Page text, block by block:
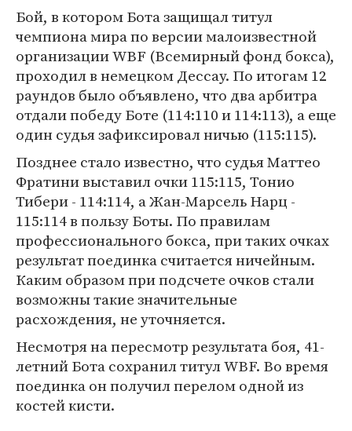
Бой, в котором Бота защищал титул
чемпиона мира по версии малоизвестной
организации WBF (Всемирный фонд бокса),
проходил в немецком Дессау. По итогам 12
раундов было объявлено, что два арбитра
отдали победу Боте (114:110 и 114:113), а еще
один судья зафиксировал ничью (115:115).
Позднее стало известно, что судья Маттео
Фратини выставил очки 115:115, Тонио
Тибери - 114:114, а Жан-Марсель Нарц -
115:114 в пользу Боты. По правилам
профессионального бокса, при таких очках
результат поединка считается ничейным.
Каким образом при подсчете очков стали
возможны такие значительные
расхождения, не уточняется.
Несмотря на пересмотр результата боя, 41-
летний Бота сохранил титул WBF. Во время
поединка он получил перелом одной из
костей кисти.